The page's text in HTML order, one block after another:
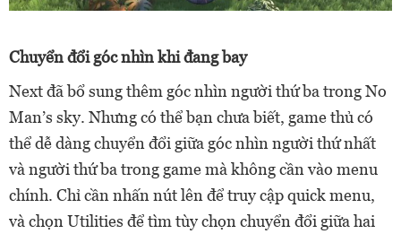
Chuyển đổi góc nhìn khi đang bay
Next đã bổ sung thêm góc nhìn người thứ ba trong No
Man’s sky. Nhưng có thể bạn chưa biết, game thủ có
thể dễ dàng chuyển đổi giữa góc nhìn người thứ nhất
và người thứ ba trong game mà không cần vào menu
chính. Chỉ cần nhấn nút lên để truy cập quick menu,
và chọn Utilities để tìm tùy chọn chuyển đổi giữa hai